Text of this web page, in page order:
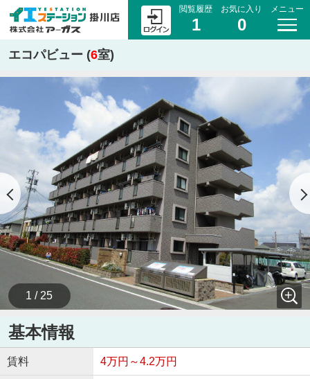
閲覧履歴
1
お気に入り
0
メニュー
エコパビュー (6室)
1 / 25
基本情報
賃料 4万円～4.2万円